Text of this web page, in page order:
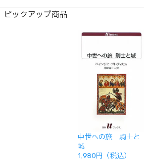
ピックアップ商品
中世への旅 騎士と
城
1,980円（税込）